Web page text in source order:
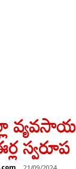
స్వరూప